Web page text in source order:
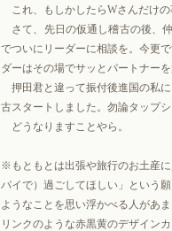
これ、もしかしたらWさんだけ
さて、先日の仮通し稽古の後、
でついにリーダーに相談を。今更
ダーはその場でサッとパートナー
押田君と違って振付後進国の私
古スタートしました。勿論タップ
どうなりますことやら。
※もともとは出張や旅行のお土産
パイで）過ごしてほしい」という
ようなことを思い浮かべる人があ
リンクのような赤黒黄のデザイン